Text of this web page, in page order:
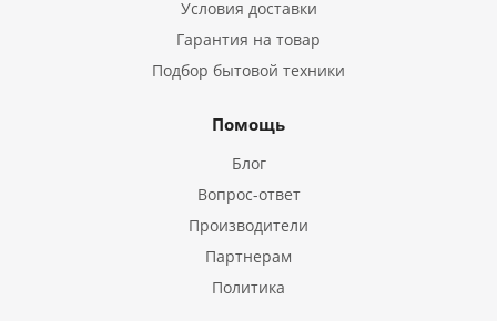
Условия доставки
Гарантия на товар
Подбор бытовой техники
Помощь
Блог
Вопрос-ответ
Производители
Партнерам
Политика